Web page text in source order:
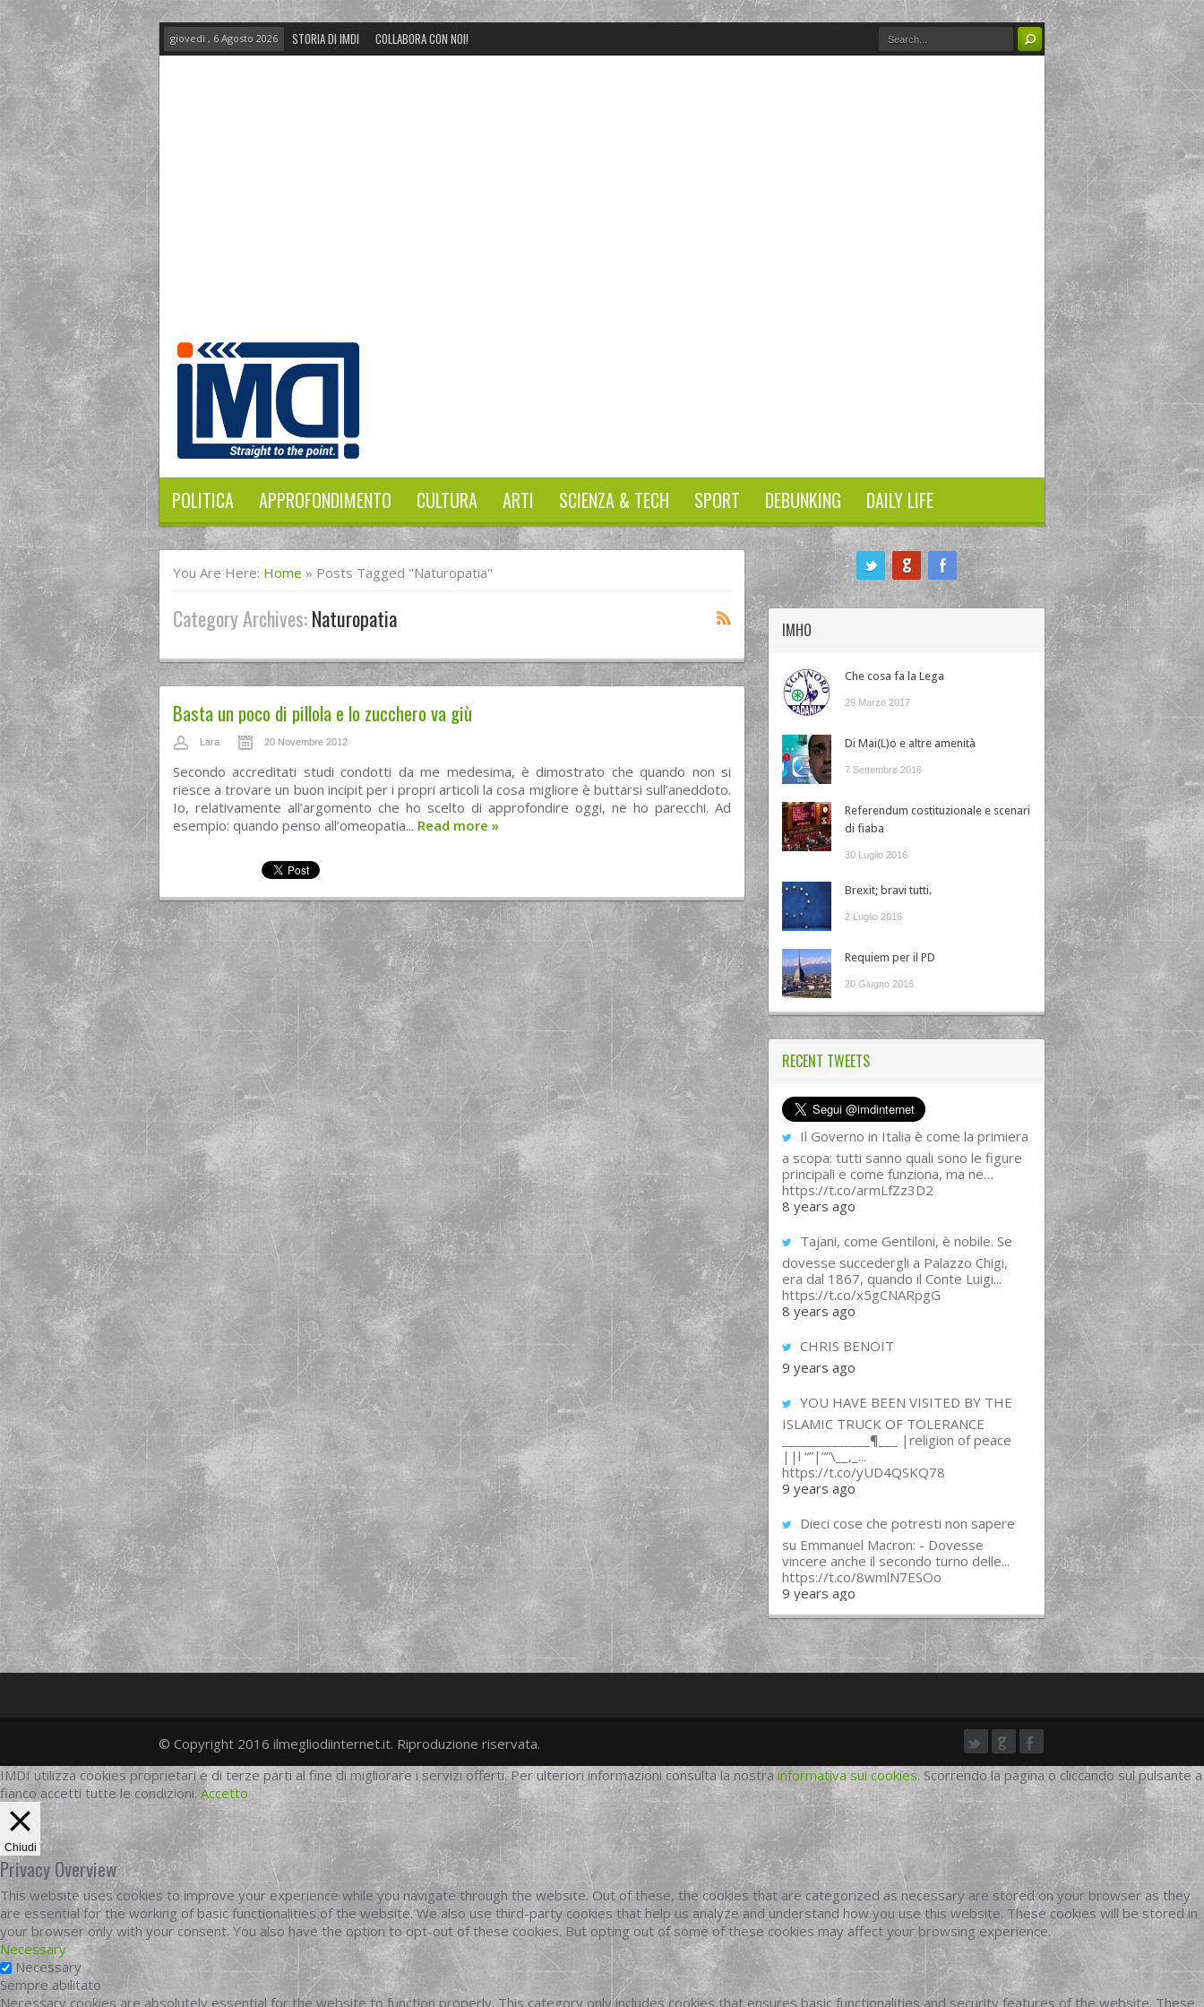
giovedì , 6 Agosto 2026 STORIA DI IMDI COLLABORA CON NOI!
POLITICA APPROFONDIMENTO CULTURA ARTI SCIENZA & TECH SPORT DEBUNKING DAILY LIFE
You Are Here: Home » Posts Tagged "naturopatia"
Category Archives:Naturopatia
Basta un poco di pillola e lo zucchero va giù
Lara 20 Novembre 2012
Secondo accreditati studi condotti da me medesima, è dimostrato che quando non si
riesce a trovare un buon incipit per i propri articoli la cosa migliore è buttarsi sull’aneddoto.
Io, relativamente all’argomento che ho scelto di approfondire oggi, ne ho parecchi. Ad
esempio: quando penso all’omeopatia... Read more »
IMHO
Che cosa fa la Lega
29 Marzo 2017
Di Mai(L)o e altre amenità
7 Settembre 2016
Referendum costituzionale e scenari
di fiaba
30 Luglio 2016
Brexit; bravi tutti.
2 Luglio 2016
Requiem per il PD
20 Giugno 2016
RECENT TWEETS
Il Governo in Italia è come la primiera
a scopa: tutti sanno quali sono le figure
principali e come funziona, ma ne…
https://t.co/armLfZz3D2
8 years ago
Tajani, come Gentiloni, è nobile. Se
dovesse succedergli a Palazzo Chigi,
era dal 1867, quando il Conte Luigi...
https://t.co/x5gCNARpgG
8 years ago
CHRIS BENOIT
9 years ago
YOU HAVE BEEN VISITED BY THE
ISLAMIC TRUCK OF TOLERANCE
______________¶___ |religion of peace
||l “”|””\__,_...
https://t.co/yUD4QSKQ78
9 years ago
Dieci cose che potresti non sapere
su Emmanuel Macron: - Dovesse
vincere anche il secondo turno delle...
https://t.co/8wmlN7ESOo
9 years ago
twittergoogleplus
facebook
© Copyright 2016 ilmegliodiinternet.it. Riproduzione riservata.
IMDI utilizza cookies proprietari e di terze parti al fine di migliorare i servizi offerti. Per ulteriori informazioni consulta la nostra informativa sui cookies. Scorrendo la pagina o cliccando sul pulsante a
fianco accetti tutte le condizioni. Accetto
Chiudi
Privacy Overview
This website uses cookies to improve your experience while you navigate through the website. Out of these, the cookies that are categorized as necessary are stored on your browser as they
are essential for the working of basic functionalities of the website. We also use third-party cookies that help us analyze and understand how you use this website. These cookies will be stored in
your browser only with your consent. You also have the option to opt-out of these cookies. But opting out of some of these cookies may affect your browsing experience.
Necessary
Necessary
Sempre abilitato
Necessary cookies are absolutely essential for the website to function properly. This category only includes cookies that ensures basic functionalities and security features of the website. These